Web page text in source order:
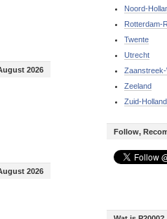
2026
2026
Noord-
Rotterdam-
Twente
Utrecht
Zeeland
Zuid-
Follow,